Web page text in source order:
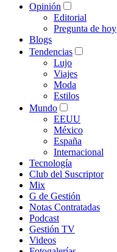
Opinión
Editorial
Pregunta de hoy
Blogs
Tendencias
Lujo
Viajes
Moda
Estilos
Mundo
EEUU
México
España
Internacional
Tecnología
Club del Suscriptor
Mix
G de Gestión
Notas Contratadas
Podcast
Gestión TV
Videos